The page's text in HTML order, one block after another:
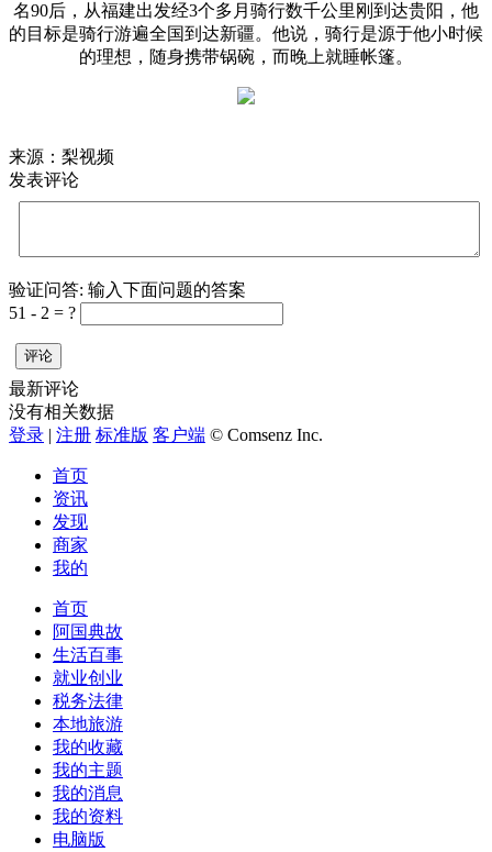
名90后，从福建出发经3个多月骑行数千公里刚到达贵阳，他
的目标是骑行游遍全国到达新疆。他说，骑行是源于他小时候
的理想，随身携带锅碗，而晚上就睡帐篷。
来源：梨视频
发表评论
验证问答: 输入下面问题的答案
51 - 2 = ?
评论
最新评论
没有相关数据
登录 | 注册 标准版 客户端 © Comsenz Inc.
首页
资讯
发现
商家
我的
首页
阿国典故
生活百事
就业创业
税务法律
本地旅游
我的收藏
我的主题
我的消息
我的资料
电脑版